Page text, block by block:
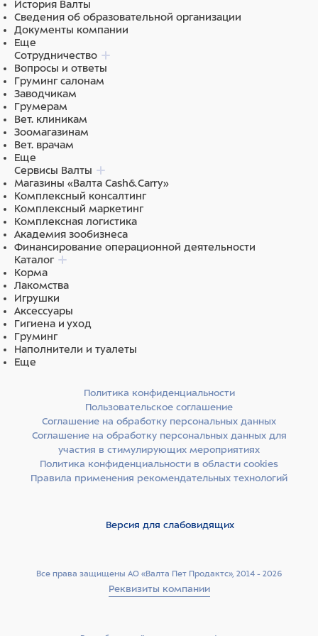
14,5%; сырая клетчатка 3,5%; сырая зола 7%; кальций
1%; фосфор 0,8%; омега-3 жирные кислоты - 3,1%;
эйкозапентаеновая кислота 0,6%; глюкозамин 1300
мг/кг, хондроитина сульфат 1000 мг/кг; витамин Е 750
мг/кг.
Энергетическая ценность:
расчетной влажности 7%.
Питательные добавки:
D3 1300 МЕ; витамин E 700 мг; витамин C 130 мг;
ниацинамид 39 мг; D-пантенол 16,3 мг; витамин B2 8,1
мг; витамин B6 4,9 мг; витамин B1 8,1 мг; биотин 0,39
мг; фолиевая кислота 0,39 мг; витамин B12 0,07 мг;
бета-каротин 1,5 мг; холина хлорид 2500 мг; цинк
(хелат цинка гидрата глицина): 84,6 мг; марганец
(хелат марганца гидрата глицина): 18 мг; железо
[хелат железа (II) гидрата глицина]: 64,8 мг; медь
[хелат меди (II) гидрата глицина]: 12,6 мг; йод
(безводный йодат кальция): 1,8 мг; селен (L-
селенометионин): 0,31 мг; DL-метионин, технически
очищенный 3300 мг; таурин 990 мг; L-карнитин 400
мг. Антиоксиданты: экстракт токоферолов из
растительных масел 10 мг.
Ингредиенты
ячмень, экстракт семян киноа, льняное семя,
гидролизованные рыбные белки (минтай, пикша),
дегидратированный белок лосося,
дегидратированный свиной белок, жир домашней
птицы (курица, индейка), масло лосося (4%), сухая
свекольная пульпа, люцерновая мука, клетчатка
гороха, монокальцийфосфат, хлорид калия, инулин
цикория (0,4%), дрожжевой экстракт (источник
дрожжи, глюкозамин (0,06%), хондроитина сульфат
История Валты
Сведения об образовательной организации
Документы компании
Еще
Сотрудничество
Вопросы и ответы
Груминг салонам
Заводчикам
Грумерам
Вет. клиникам
Зоомагазинам
Вет. врачам
Еще
Сервисы Валты
Магазины «Валта Cash&Carry»
Комплексный консалтинг
Комплексный маркетинг
Комплексная логистика
Академия зообизнеса
Финансирование операционной деятельности
Каталог
Корма
Лакомства
Игрушки
Аксессуары
Гигиена и уход
Груминг
Наполнители и туалеты
Еще
Все права защищены АО «Валта Пет Продактс», 2014 - 2026
Реквизиты компании
Политика конфиденциальности
Пользовательское соглашение
Соглашение на обработку персональных данных
Соглашение на обработку персональных данных для
участия в стимулирующих мероприятиях
Политика конфиденциальности в области cookies
Правила применения рекомендательных технологий
Версия для слабовидящих